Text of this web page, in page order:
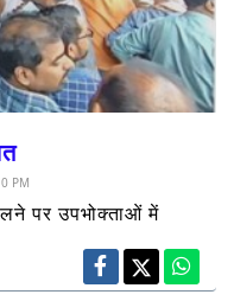
PM
पर उपभोक्ताओं में